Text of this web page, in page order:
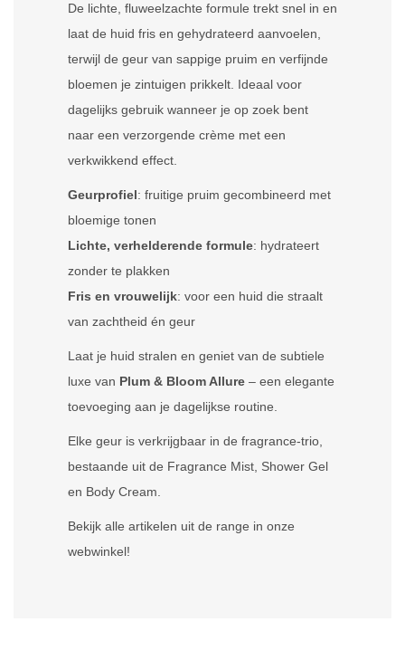
De lichte, fluweelzachte formule trekt snel in en
laat de huid fris en gehydrateerd aanvoelen,
terwijl de geur van sappige pruim en verfijnde
bloemen je zintuigen prikkelt. Ideaal voor
dagelijks gebruik wanneer je op zoek bent
naar een verzorgende crème met een
verkwikkend effect.
Geurprofiel: fruitige pruim gecombineerd met
bloemige tonen
Lichte, verhelderende formule: hydrateert
zonder te plakken
Fris en vrouwelijk: voor een huid die straalt
van zachtheid én geur
Laat je huid stralen en geniet van de subtiele
luxe van Plum & Bloom Allure – een elegante
toevoeging aan je dagelijkse routine.
Elke geur is verkrijgbaar in de fragrance-trio,
bestaande uit de Fragrance Mist, Shower Gel
en Body Cream.
Bekijk alle artikelen uit de range in onze
webwinkel!